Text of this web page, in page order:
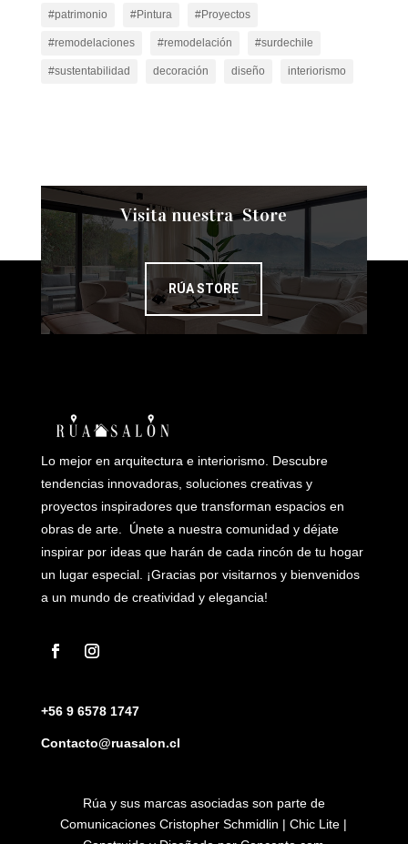
#patrimonio #Pintura #Proyectos
#remodelaciones #remodelación #surdechile
#sustentabilidad decoración diseño interiorismo
Visita nuestra Store
RÚA STORE
Lo mejor en arquitectura e interiorismo. Descubre
tendencias innovadoras, soluciones creativas y
proyectos inspiradores que transforman espacios en
obras de arte. Únete a nuestra comunidad y déjate
inspirar por ideas que harán de cada rincón de tu hogar
un lugar especial. ¡Gracias por visitarnos y bienvenidos
a un mundo de creatividad y elegancia!
+56 9 6578 1747
Contacto@ruasalon.cl
Rúa y sus marcas asociadas son parte de
Comunicaciones Cristopher Schmidlin | Chic Lite |